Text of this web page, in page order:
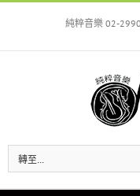
Skip
純粹音樂 02-
轉至...